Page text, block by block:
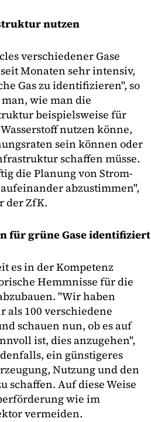
nutzen
verschiedener Gase
Monaten sehr intensiv,
Gas zu identifizieren", so
wie man die
beispielsweise für
nutzen könne,
sein können oder
schaffen müsse.
die Planung von Strom-
abzustimmen",
der ZfK.
für grüne Gase identifiziert
es in der Kompetenz
Hemmnisse für die
"Wir haben
als 100 verschiedene
schauen nun, ob es auf
ist, dies anzugehen",
ein günstigeres
Nutzung und den
schaffen. Auf diese Weise
wie im
vermeiden.